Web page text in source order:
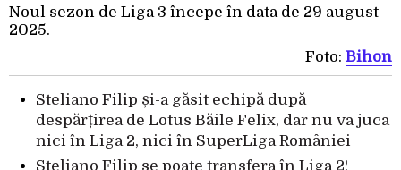
Noul sezon de Liga 3 începe în data de 29 august
2025.
Foto: Bihon
Steliano Filip și-a găsit echipă după
despărțirea de Lotus Băile Felix, dar nu va juca
nici în Liga 2, nici în SuperLiga României
Steliano Filip se poate transfera în Liga 2!